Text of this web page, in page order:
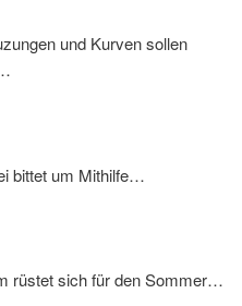
und Kurven sollen
bittet um Mithilfe…
rüstet sich für den Sommer…